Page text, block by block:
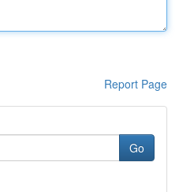
Report Page
Go